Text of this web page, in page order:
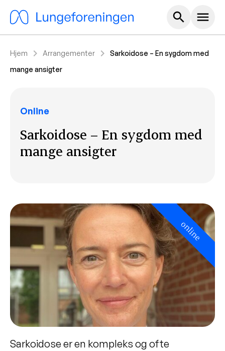
search Hoved
menu
Hjem chevron_right Arrangementer chevron_right
Sarkoidose – En sygdom med
mange ansigter
Online
Sarkoidose – En sygdom med
mange ansigter
online
Sarkoidose er en kompleks og ofte